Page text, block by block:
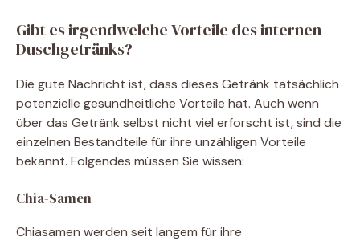
Gibt es irgendwelche Vorteile des internen
Duschgetränks?
Die gute Nachricht ist, dass dieses Getränk tatsächlich
potenzielle gesundheitliche Vorteile hat. Auch wenn
über das Getränk selbst nicht viel erforscht ist, sind die
einzelnen Bestandteile für ihre unzähligen Vorteile
bekannt. Folgendes müssen Sie wissen:
Chia-Samen
Chiasamen werden seit langem für ihre